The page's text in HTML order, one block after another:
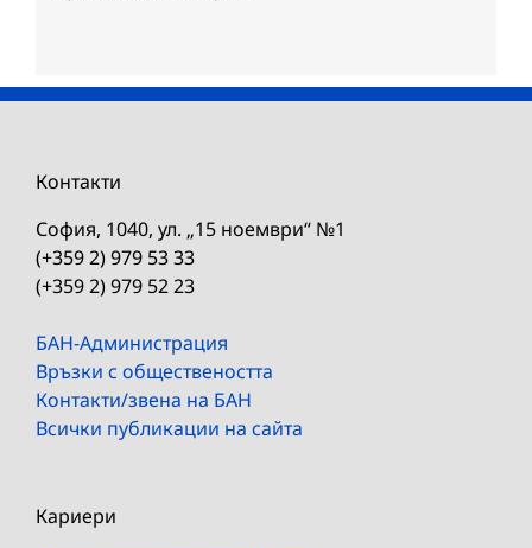
Контакти
София, 1040, ул. „15 ноември“ №1
(+359 2) 979 53 33
(+359 2) 979 52 23
БАН-Администрация
Връзки с обществеността
Контакти/звена на БАН
Всички публикации на сайта
Кариери